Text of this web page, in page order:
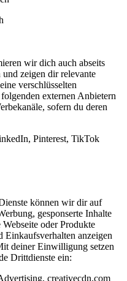
wir dich auch abseits
zeigen dir relevante
verschlüsselten
externen Anbietern
sofern du deren
Pinterest, TikTok
können wir dir auf
gesponserte Inhalte
oder Produkte
Einkaufsverhalten anzeigen
deiner Einwilligung setzen
Drittdienste ein:
creativecdn.com